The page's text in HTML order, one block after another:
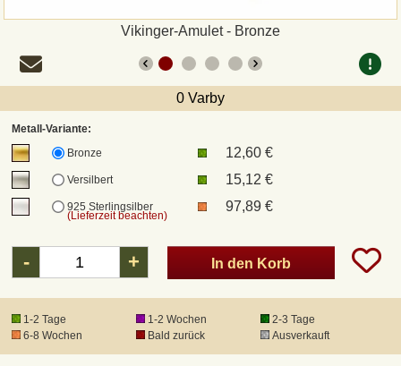
Vikinger-Amulet - Bronze
0 Varby
Metall-Variante:
Bronze
12,60 €
Versilbert 15,12 €
925 Sterlingsilber
(Lieferzeit beachten)
97,89 €
- + In den Korb
1-2 Tage 1-2 Wochen
2-3 Tage
6-8 Wochen
Bald zurück Ausverkauft
UPS
DHL Paket
DPD
DHL Kleinpaket
DHL Express
Produkthaftung